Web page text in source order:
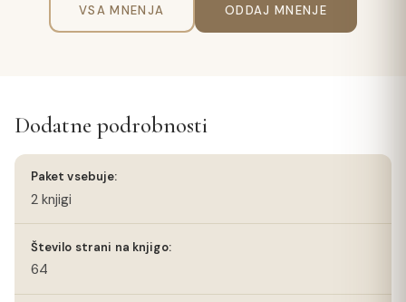
VSA MNENJA ODDAJ MNENJE
Dodatne podrobnosti
Paket vsebuje:
2 knjigi
Število strani na knjigo:
64